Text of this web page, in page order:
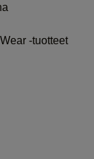
-tuotteet